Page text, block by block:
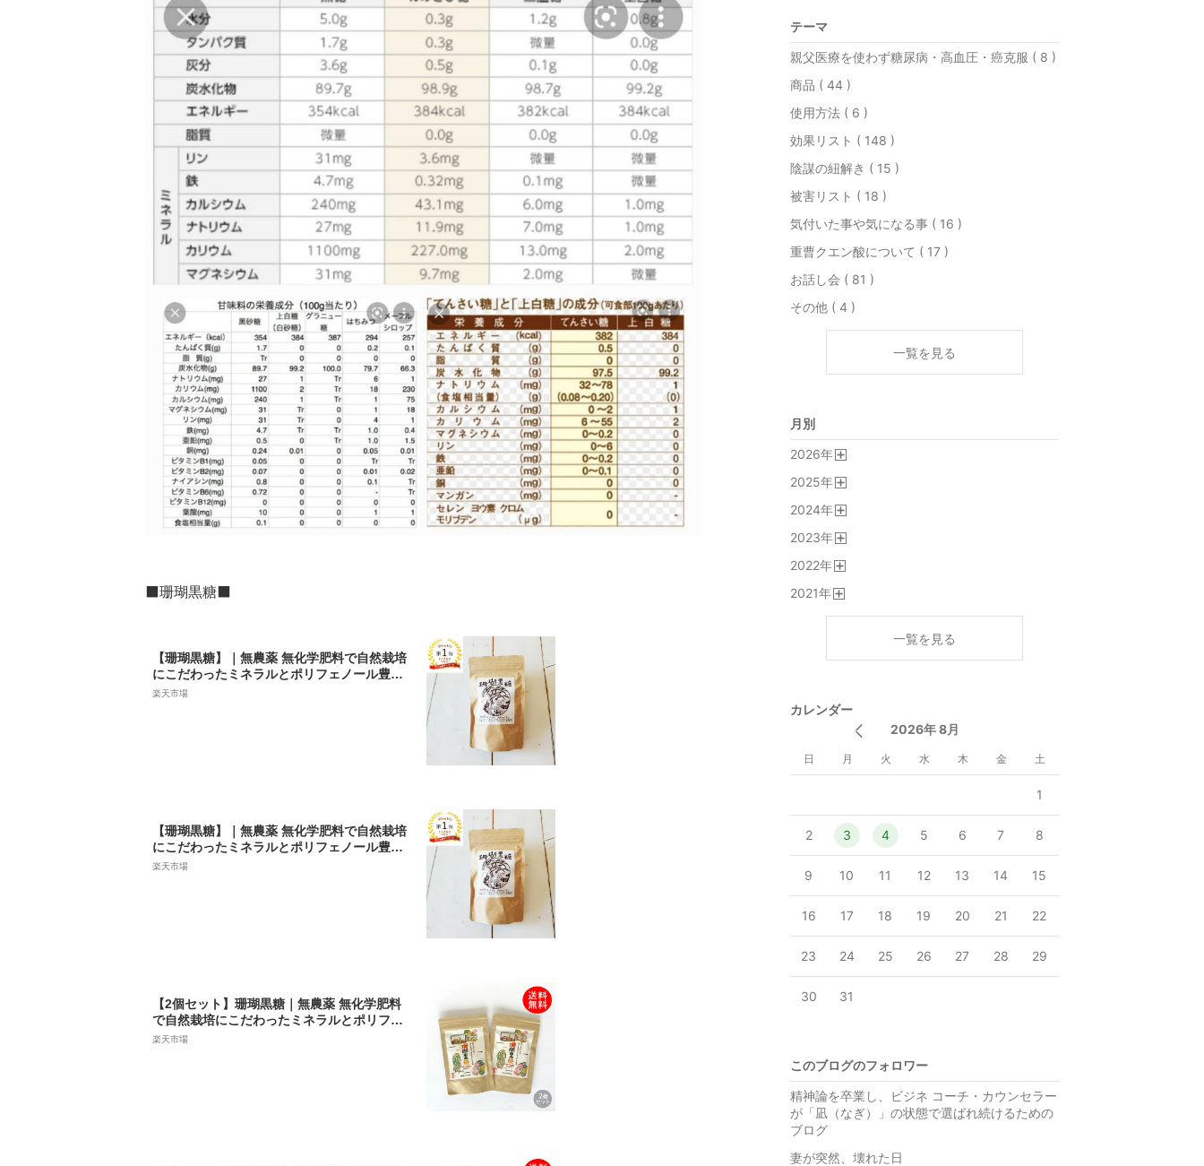
⬛珊瑚黒糖⬛
【珊瑚黒糖】｜無農薬 無化学肥料で自然栽培
にこだわったミネラルとポリフェノール豊富
な昔ながらの黒糖｜ぜんざいやお菓子作りに
楽天市場
【珊瑚黒糖】｜無農薬 無化学肥料で自然栽培
にこだわったミネラルとポリフェノール豊富
な昔ながらの黒糖｜ぜんざいやお菓子作りに
楽天市場
【2個セット】珊瑚黒糖｜無農薬 無化学肥料
で自然栽培にこだわったミネラルとポリフェ
ノール豊富な昔ながらの黒糖｜ギフトにおす
楽天市場
テーマ
親父医療を使わず糖尿病・高血圧・癌克服 ( 8 )
商品 ( 44 )
使用方法 ( 6 )
効果リスト ( 148 )
陰謀の紐解き ( 15 )
被害リスト ( 18 )
気付いた事や気になる事 ( 16 )
重曹クエン酸について ( 17 )
お話し会 ( 81 )
その他 ( 4 )
一覧を見る
月別
2026年
2025年
2024年
2023年
2022年
2021年
一覧を見る
カレンダー
2026年 8月
日 月 火 水 木 金 土
1
2 3 4 5 6 7 8
9 10 11 12 13 14 15
16 17 18 19 20 21 22
23 24 25 26 27 28 29
30 31
このブログのフォロワー
精神論を卒業し、ビジネ コーチ・カウンセラー
が「凪（なぎ）」の状態で選ばれ続けるための
ブログ
妻が突然、壊れた日